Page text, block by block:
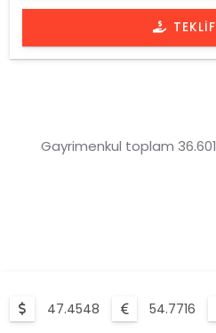
Gayrimenkul toplam
47.4548 54.7716